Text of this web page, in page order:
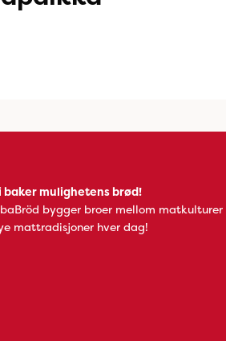
baker mulighetens brød!
bygger broer mellom matkulturer
mattradisjoner hver dag!